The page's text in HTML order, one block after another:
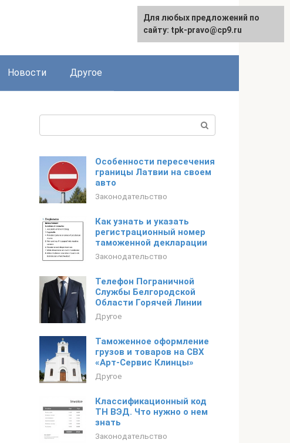
Новости Другое
Особенности пересечения
границы Латвии на своем
авто
Законодательство
Как узнать и указать
регистрационный номер
таможенной декларации
Законодательство
Телефон Пограничной
Службы Белгородской
Области Горячей Линии
Другое
Таможенное оформление
грузов и товаров на СВХ
«Арт-Сервис Клинцы»
Другое
Классификационный код
ТН ВЭД. Что нужно о нем
знать
Законодательство
Для любых предложений по
сайту: tpk-pravo@cp9.ru